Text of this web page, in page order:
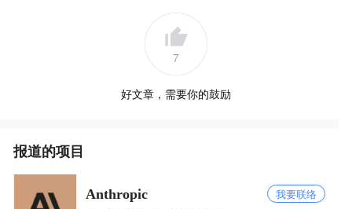
7
好文章，需要你的鼓励
报道的项目
Anthropic 我要联络